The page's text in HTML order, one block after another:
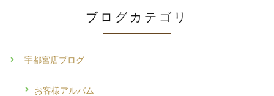
ブログカテゴリ
宇都宮店ブログ
お客様アルバム